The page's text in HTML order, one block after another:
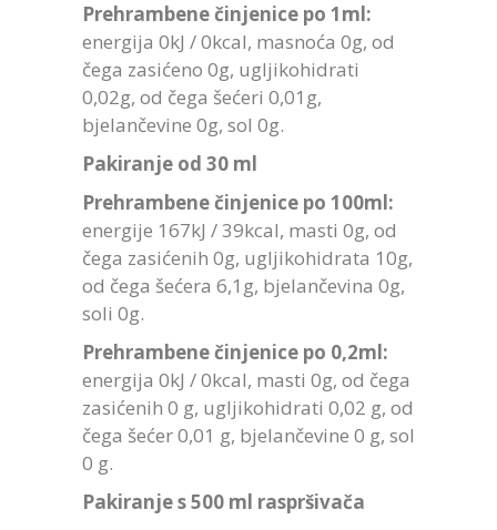
Prehrambene činjenice po 1ml:
energija 0kJ / 0kcal, masnoća 0g, od
čega zasićeno 0g, ugljikohidrati
0,02g, od čega šećeri 0,01g,
bjelančevine 0g, sol 0g.
Pakiranje od 30 ml
Prehrambene činjenice po 100ml:
energije 167kJ / 39kcal, masti 0g, od
čega zasićenih 0g, ugljikohidrata 10g,
od čega šećera 6,1g, bjelančevina 0g,
soli 0g.
Prehrambene činjenice po 0,2ml:
energija 0kJ / 0kcal, masti 0g, od čega
zasićenih 0 g, ugljikohidrati 0,02 g, od
čega šećer 0,01 g, bjelančevine 0 g, sol
0 g.
Pakiranje s 500 ml raspršivača